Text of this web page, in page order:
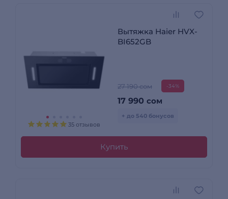
35 отзывов
Вытяжка Haier HVX-
BI652GB
27 190 сом -34%
17 990 сом
+ до 540 бонусов
Купить